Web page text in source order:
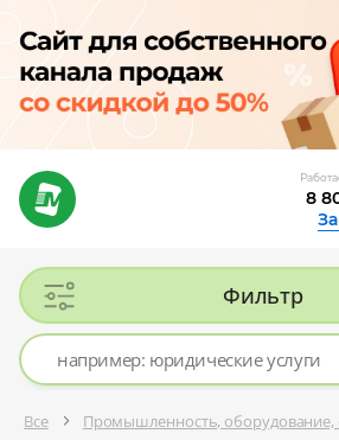
8
Фильтр
Все Промышленность, оборудование,